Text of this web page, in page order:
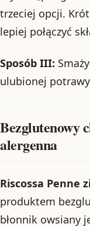
trzeciej opcji.
lepiej połączyć
Sposób III:
ulubionej
Bezglutenowy
alergenna
Riscossa Penne
produktem
błonnik owsiany